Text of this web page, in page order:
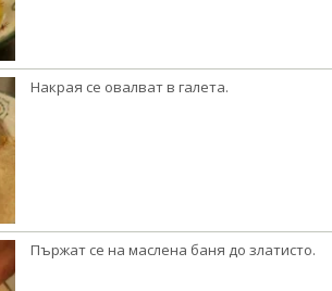
Накрая се овалват в галета.
Пържат се на маслена баня до златисто.